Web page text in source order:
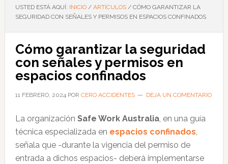
USTED ESTÁ AQUÍ: INICIO / ARTÍCULOS /CÓMO GARANTIZAR LA
SEGURIDAD CON SEÑALES Y PERMISOS EN ESPACIOS CONFINADOS
Cómo garantizar la seguridad
con señales y permisos en
espacios confinados
11 FEBRERO, 2024POR CERO ACCIDENTES DEJA UN COMENTARIO
La organización Safe Work Australia, en una guía
técnica especializada en espacios confinados,
señala que -durante la vigencia del permiso de
entrada a dichos espacios- deberá implementarse